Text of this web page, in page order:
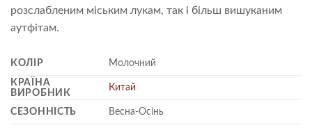
розслабленим міським лукам, так і більш вишуканим
аутфітам.
КОЛІР
Молочний
КРАЇНА
ВИРОБНИК
Китай
СЕЗОННІСТЬ Весна-Осінь